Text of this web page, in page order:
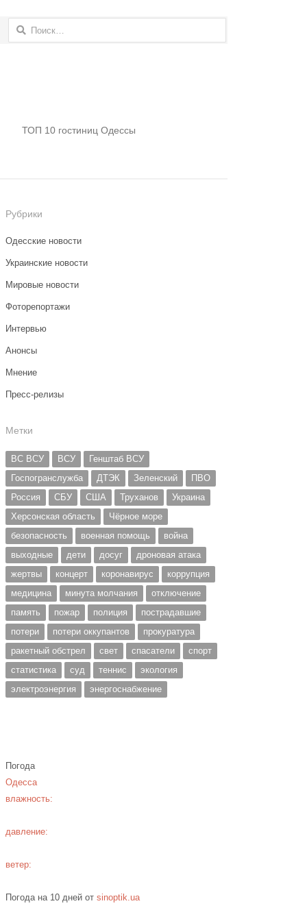
Найти:
ТОП 10 гостиниц Одессы
Рубрики
Одесские новости
Украинские новости
Мировые новости
Фоторепортажи
Интервью
Анонсы
Мнение
Пресс-релизы
Метки
ВС ВСУ ВСУ
Генштаб ВСУ
Госпогранслужба
ДТЭК Зеленский
ПВО
Россия
СБУ США Труханов
Украина
Херсонская область
Чёрное море
безопасность
военная помощь
война
выходные
дети досуг
дроновая атака
жертвы
концерт коронавирус
коррупция
медицина
минута молчания
отключение
память
пожар полиция
пострадавшие
потери
потери оккупантов
прокуратура
ракетный обстрел
свет спасатели
спорт
статистика
суд теннис
экология
электроэнергия
энергоснабжение
Погода
Одесса
влажность:
давление:
ветер:
Погода на 10 дней отsinoptik.ua